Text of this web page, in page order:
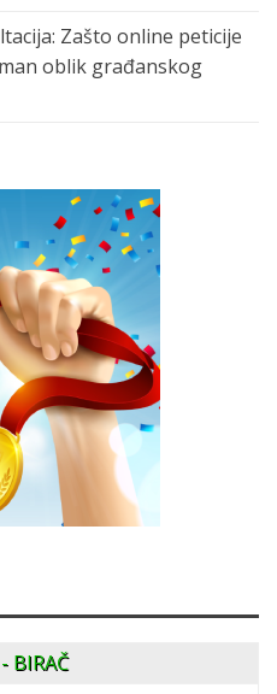
Zašto online peticije
oblik građanskog
BIRAČ